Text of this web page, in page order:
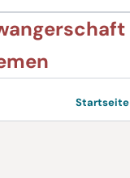
Startseite